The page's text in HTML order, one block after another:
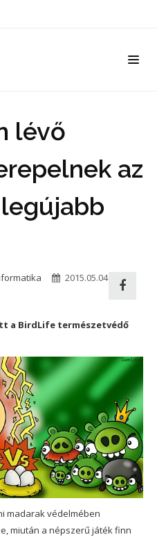
lévő
az
2015.05.04
a BirdLife természetvédő
madarak védelmében
miután a népszerű játék finn